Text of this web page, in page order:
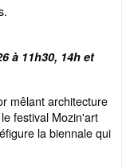
à 11h30, 14h et
mêlant architecture
festival Mozin'art
la biennale qui